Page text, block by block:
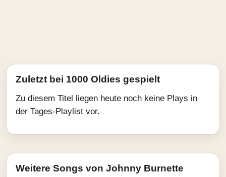
Zuletzt bei 1000 Oldies gespielt
Zu diesem Titel liegen heute noch keine Plays in
der Tages-Playlist vor.
Weitere Songs von Johnny Burnette